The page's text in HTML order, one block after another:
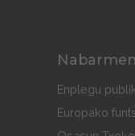
Enplegu
Europako